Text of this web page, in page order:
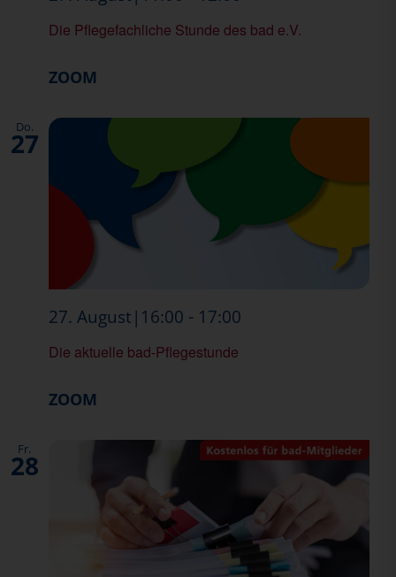
Die Pflegefachliche Stunde des bad e.V.
Aktuelle
ZOOM
Do.
27
Die aktuelle bad-Pflegestunde
27. August|16:00 - 17:00
ZOOM
Fr.
28